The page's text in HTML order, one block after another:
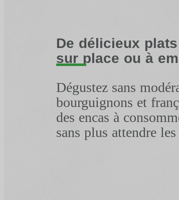
De délicieux
sur place ou à
Dégustez sans
bourguignons et
des encas à
sans plus attendre